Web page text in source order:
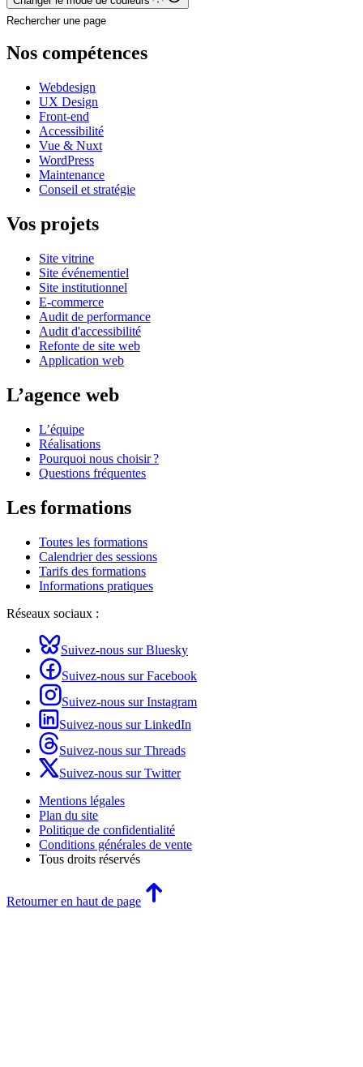
Rechercher une page
Nos compétences
Webdesign
UX Design
Front-end
Accessibilité
Vue & Nuxt
WordPress
Maintenance
Conseil et stratégie
Vos projets
Site vitrine
Site événementiel
Site institutionnel
E-commerce
Audit de performance
Audit d'accessibilité
Refonte de site web
Application web
L’agence web
L’équipe
Réalisations
Pourquoi nous choisir ?
Questions fréquentes
Les formations
Toutes les formations
Calendrier des sessions
Tarifs des formations
Informations pratiques
Réseaux sociaux :
Suivez-nous sur Bluesky
Suivez-nous sur Facebook
Suivez-nous sur Instagram
Suivez-nous sur LinkedIn
Suivez-nous sur Threads
Suivez-nous sur Twitter
Mentions légales
Plan du site
Politique de confidentialité
Conditions générales de vente
Tous droits réservés
Retourner en haut de page